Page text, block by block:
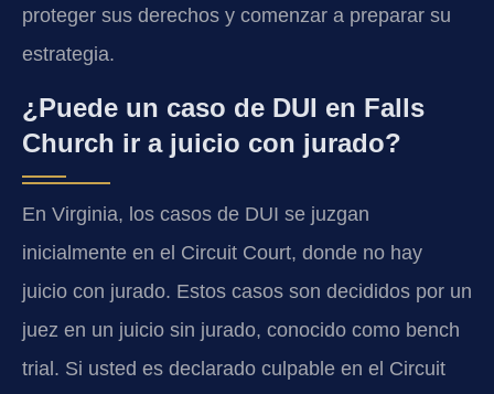
proteger sus derechos y comenzar a preparar su
estrategia.
¿Puede un caso de DUI en Falls
Church ir a juicio con jurado?
En Virginia, los casos de DUI se juzgan
inicialmente en el Circuit Court, donde no hay
juicio con jurado. Estos casos son decididos por un
juez en un juicio sin jurado, conocido como bench
trial. Si usted es declarado culpable en el Circuit